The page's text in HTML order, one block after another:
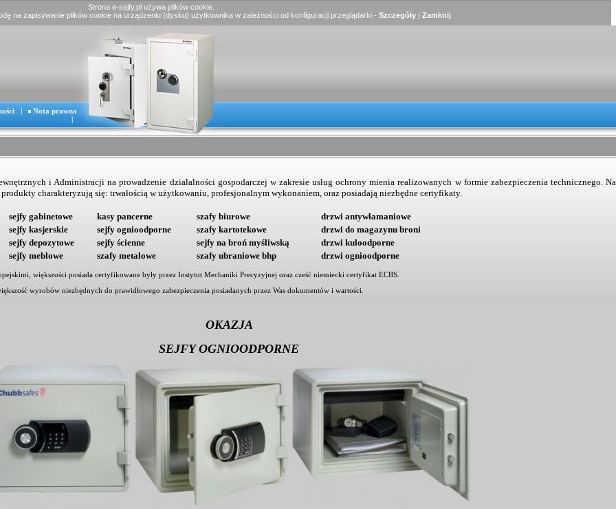
Strona e-sejfy.pl używa plików cookie.
na zapisywanie plików cookie na urządzeniu (dysku) użytkownika w zależności od konfiguracji przeglądarki - Szczegóły| Zamknij
|
Nota prawna
|
i Administracji na prowadzenie działalności gospodarczej w zakresie usług ochrony mienia realizowanych w formie zabezpieczenia technicznego. Na
charakteryzują się: trwałością w użytkowaniu, profesjonalnym wykonaniem, oraz posiadają niezbędne certyfikaty.
sejfy gabinetowe kasy pancerne szafy biurowe
drzwi antywłamaniowe
sejfy kasjerskie
sejfy ognioodporne szafy kartotekowe
drzwi do magazynu broni
sejfy depozytowe
sejfy ścienne sejfy na broń myśliwską
drzwi kuloodporne
sejfy meblowe
szafy metalowe szafy ubraniowe bhp drzwi ognioodporne
większości posiada certyfikowane były przez Instytut Mechaniki Precyzyjnej oraz cześć niemiecki certyfikat ECBS.
wyrobów niezbędnych do prawidłowego zabezpieczenia posiadanych przez Was dokumentów i wartości.
OKAZJA
SEJFY OGNIOODPORNE